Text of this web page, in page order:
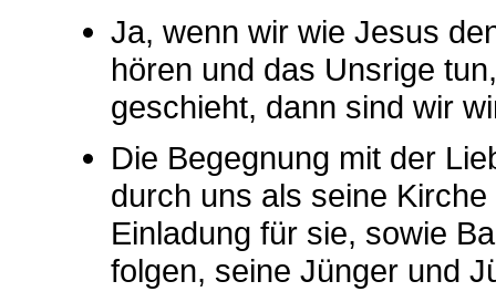
Ja, wenn wir wie Jesus
hören und das Unsrige
geschieht, dann sind wir
Die Begegnung mit der
durch uns als seine
Einladung für sie, sowie
folgen, seine Jünger und